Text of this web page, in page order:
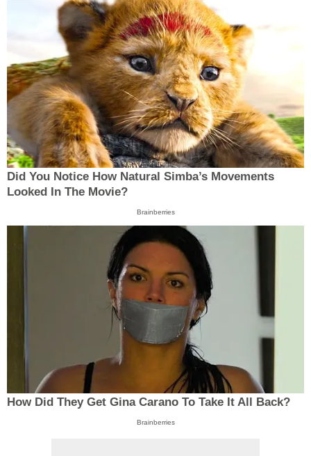
Did You Notice How Natural Simba’s Movements
Looked In The Movie?
Brainberries
How Did They Get Gina Carano To Take It All Back?
Brainberries